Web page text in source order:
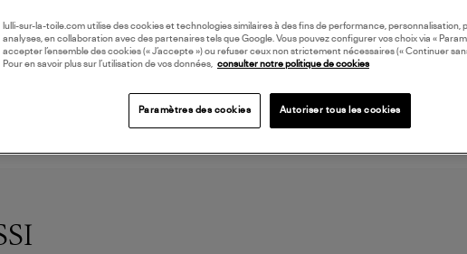
lulli-sur-la-toile.com utilise des cookies et technologies similaires à des fins de performance, personnalisation,
analyses, en collaboration avec des partenaires tels que Google. Vous pouvez configurer vos choix via «
accepter l’ensemble des cookies (« J’accepte ») ou refuser ceux non strictement nécessaires (« Continuer
Pour en savoir plus sur l’utilisation de vos données, consulter notre politique de cookies
Paramètres des cookies Autoriser tous les cookies